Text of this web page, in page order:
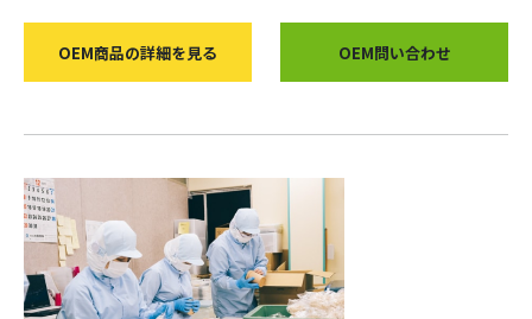
OEM商品の詳細を見る OEM問い合わせ